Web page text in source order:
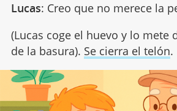
Lucas: Creo que no merece la
(Lucas coge el huevo y lo mete
de la basura). Se cierra el telón.